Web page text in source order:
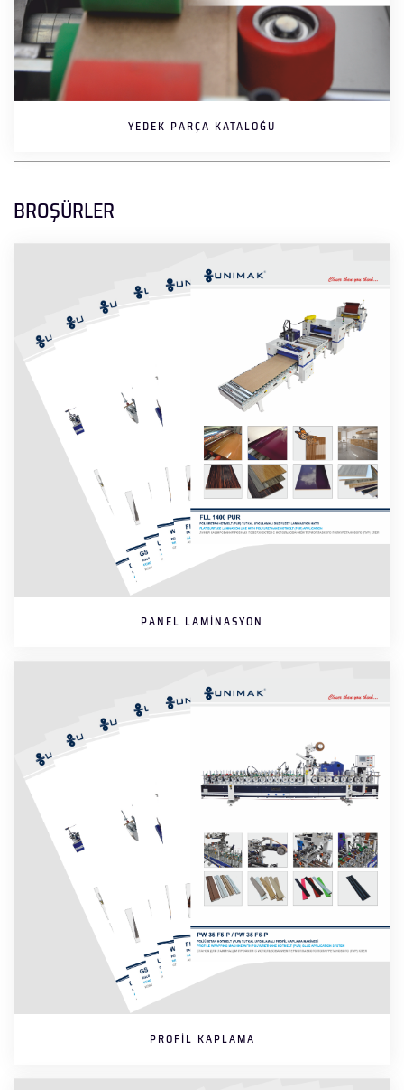
YEDEK PARÇA KATALOĞU
BROŞÜRLER
PANEL LAMINASYON
PROFIL KAPLAMA